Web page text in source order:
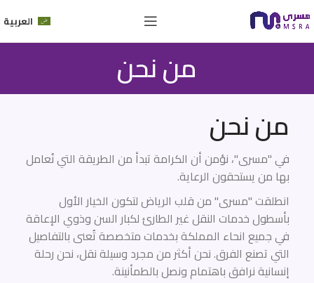
العربية
من نحن
من نحن
في "مسرى"، نؤمن أن الكرامة تبدأ من الطريقة التي نُعامل
بها من يستحقون الرعاية.
انطلقت "مسرى" من قلب الرياض لتكون الخيار الأول
بأسطول خدمات النقل غير الطارئ لكبار السن وذوي الإعاقة
في جميع انحاء المملكة بخدمات متخصصة تُعنى بالتفاصيل
التي تصنع الفرق. نحن أكثر من مجرد وسيلة نقل، نحن رحلة
إنسانية نرافق باهتمام ونصل بالطمأنينة.